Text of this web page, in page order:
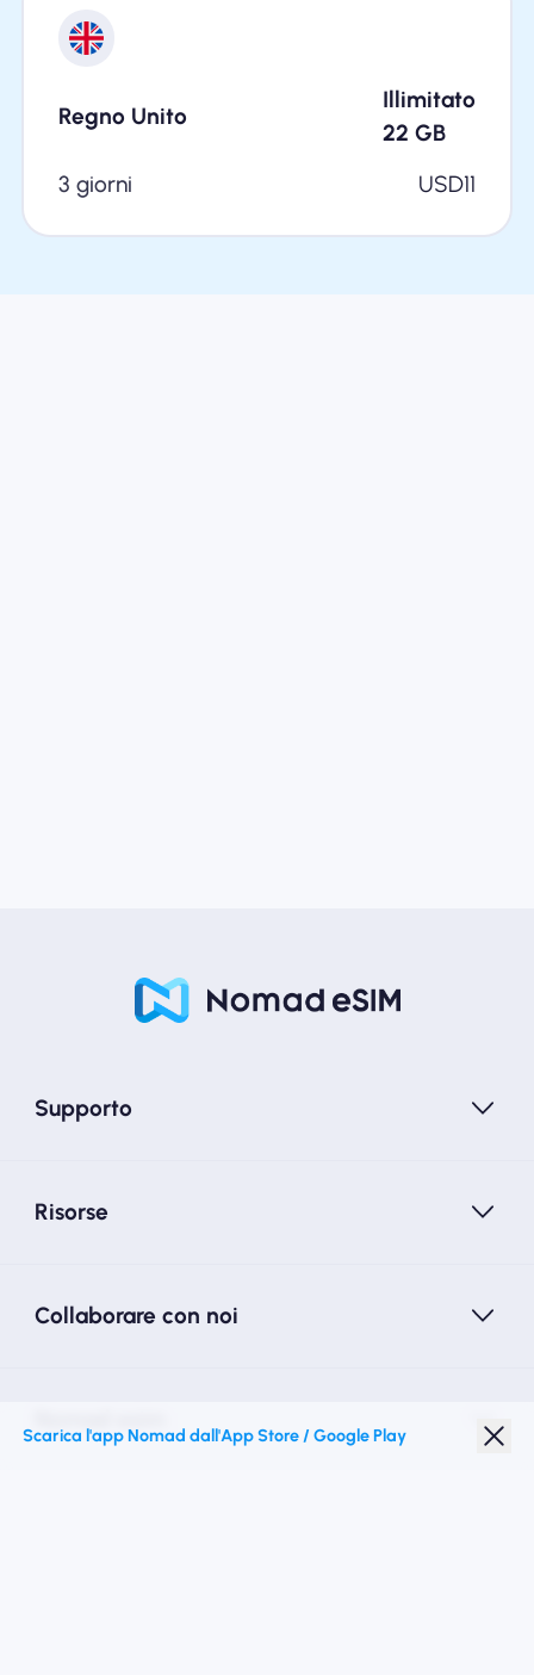
Regno Unito
Illimitato
22 GB
3 giorni
USD11
Supporto
Risorse
Collaborare con noi
Scarica l'app Nomad dall'App Store / Google Play